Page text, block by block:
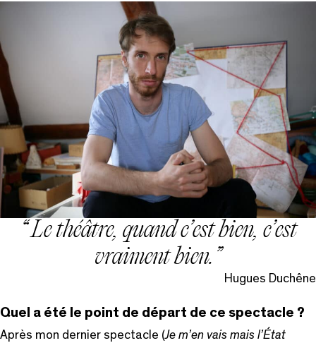
Le théâtre, quand c’est bien, c’est
vraimentbien.
Hugues Duchêne
Quel a été le point de départ de ce spectacle ?
Après mon dernier spectacle (Je m’en vais mais l’État